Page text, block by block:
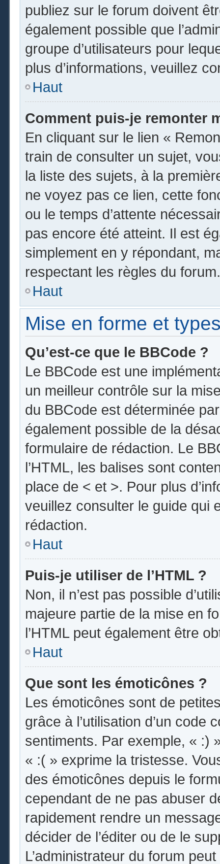
publiez sur le forum doivent
également possible que
groupe d’utilisateurs pour
plus d’informations, veuillez
Haut
Comment puis-je remonter
En cliquant sur le lien «
train de consulter un sujet,
la liste des sujets, à la
ne voyez pas ce lien, cette
ou le temps d’attente
pas encore été atteint. Il est
simplement en y répondant,
respectant les règles du forum.
Haut
Mise en forme et
Qu’est-ce que le BBCode ?
Le BBCode est une
un meilleur contrôle sur la
du BBCode est déterminée
également possible de la
formulaire de rédaction. Le
l’HTML, les balises sont
place de < et >. Pour plus
veuillez consulter le guide qui
rédaction.
Haut
Puis-je utiliser de l’HTML ?
Non, il n’est pas possible
majeure partie de la mise en
l’HTML peut également être
Haut
Que sont les émoticônes ?
Les émoticônes sont de
grâce à l’utilisation d’un code
sentiments. Par exemple, « :)
« :( » exprime la tristesse.
des émoticônes depuis le
cependant de ne pas abuser
rapidement rendre un
décider de l’éditer ou de le
L’administrateur du forum